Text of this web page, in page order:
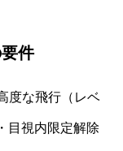
件
度な飛行（レベ
目視内限定解除